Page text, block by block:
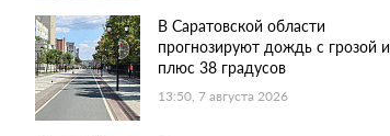
В Саратовской области
прогнозируют дождь с грозой и
плюс 38 градусов
13:50, 7 августа 2026